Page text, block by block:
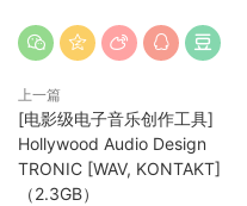
上一篇
[电影级电子音乐创作工具]
Hollywood Audio Design
TRONIC [WAV, KONTAKT]
（2.3GB）